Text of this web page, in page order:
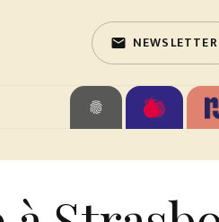
email NEWSLETTER
fingerprint